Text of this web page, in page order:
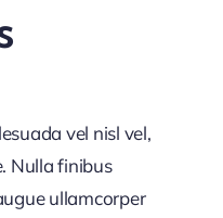
vel nisl vel,
Nulla finibus
ullamcorper